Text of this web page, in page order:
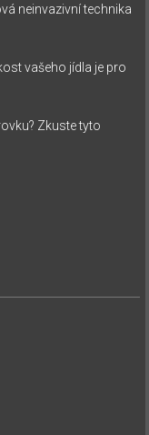
neinvazivní technika
vašeho jídla je pro
Zkuste tyto